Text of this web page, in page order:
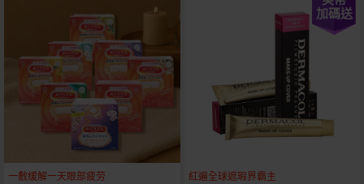
一敷缓解一天眼部疲劳
加碼送
紅遍全球遮瑕界霸主